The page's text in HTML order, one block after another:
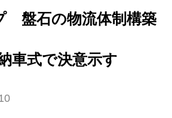
盤石の物流体制構築
車式で決意示す